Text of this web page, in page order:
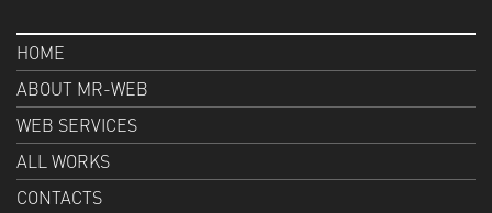
HOME
ABOUT MR-WEB
WEB SERVICES
ALL WORKS
CONTACTS